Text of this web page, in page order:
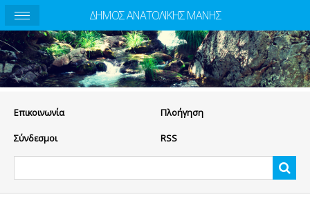
Eπικοινωνία Πλοήγηση
Σύνδεσμοι RSS
ΔΗΜΟΣ ΑΝΑΤΟΛΙΚΗΣ ΜΑΝΗΣ